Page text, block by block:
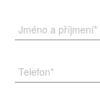
Jméno a příjmení*
Telefon*